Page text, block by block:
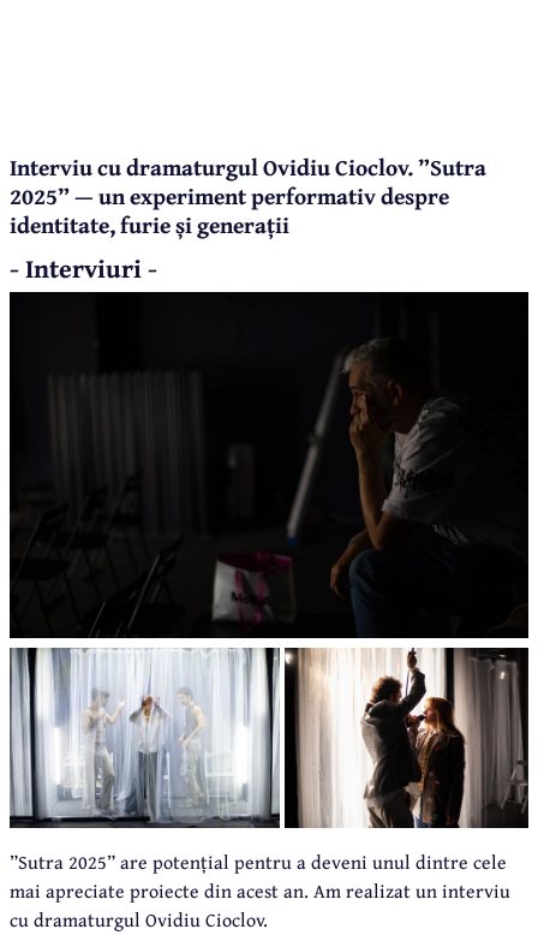
Interviu cu dramaturgul Ovidiu Cioclov. ”Sutra
2025” — un experiment performativ despre
identitate, furie și generații
- Interviuri -
”Sutra 2025” are potențial pentru a deveni unul dintre cele
mai apreciate proiecte din acest an. Am realizat un interviu
cu dramaturgul Ovidiu Cioclov.